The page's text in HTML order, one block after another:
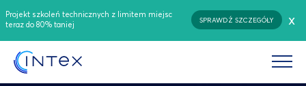
Projekt szkoleń technicznych z limitem miejsc
teraz do 80% taniej
SPRAWDŹ SZCZEGÓŁY x